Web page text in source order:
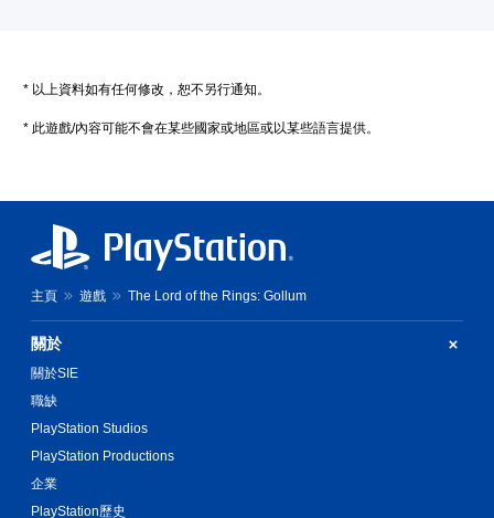
* 以上資料如有任何修改，恕不另行通知。
* 此遊戲/內容可能不會在某些國家或地區或以某些語言提供。
主頁 遊戲 The Lord of the Rings: Gollum
關於
關於SIE
職缺
PlayStation Studios
PlayStation Productions
企業
PlayStation歷史